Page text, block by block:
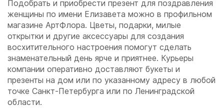
Подобрать и приобрести презент для поздравления
женщины по имени Елизавета можно в профильном
магазине АртФлора. Цветы, подарки, милые
открытки и другие аксессуары для создания
восхитительного настроения помогут сделать
знаменательный день ярче и приятнее. Курьеры
компании оперативно доставляют букеты и
презенты на дом или по указанному адресу в любой
точке Санкт-Петербурга или по Ленинградской
области.